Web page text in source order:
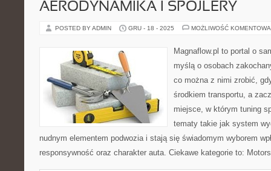
AERODYNAMIKA I SPOJLERY
POSTED BY ADMIN GRU - 18 - 2025 MOŻLIWOŚĆ
Magnaflow.pl to portal o
myślą o osobach
co można z nimi zrobić,
środkiem transportu, a
miejsce, w którym tuning
tematy takie jak system
nudnym elementem podwozia i stają się świadomym wyborem
responsywność oraz charakter auta. Ciekawe kategorie to: